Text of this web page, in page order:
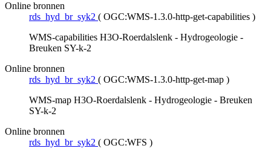
Online bronnen
rds_hyd_br_syk2 ( OGC:WMS-1.3.0-http-get-capabilities )
WMS-capabilities H3O-Roerdalslenk - Hydrogeologie -
Breuken SY-k-2
Online bronnen
rds_hyd_br_syk2 ( OGC:WMS-1.3.0-http-get-map )
WMS-map H3O-Roerdalslenk - Hydrogeologie - Breuken
SY-k-2
Online bronnen
rds_hyd_br_syk2 ( OGC:WFS )